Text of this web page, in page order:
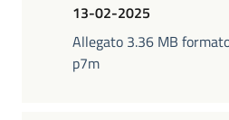
13-02-2025
Allegato 3.36 MB
p7m